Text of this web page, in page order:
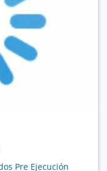
Pre Ejecución